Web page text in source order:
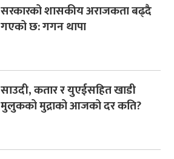
सरकारको शासकीय अराजकता बढ्दै
गएको छ: गगन थापा
साउदी, कतार र युएईसहित खाडी
मुलुकको मुद्राको आजको दर कति?